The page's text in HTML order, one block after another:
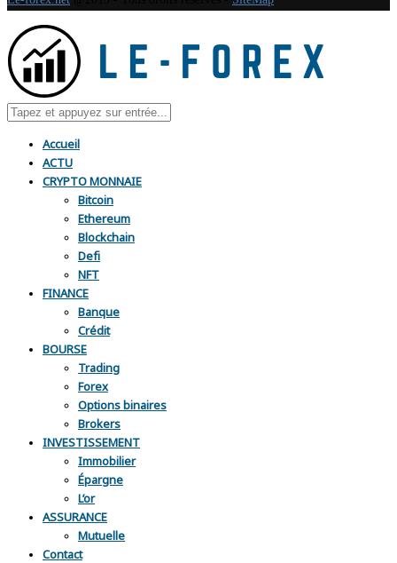
Accueil
ACTU
CRYPTO MONNAIE
Bitcoin
Ethereum
Blockchain
Defi
NFT
FINANCE
Banque
Crédit
BOURSE
Trading
Forex
Options binaires
Brokers
INVESTISSEMENT
Immobilier
Épargne
L’or
ASSURANCE
Mutuelle
Contact